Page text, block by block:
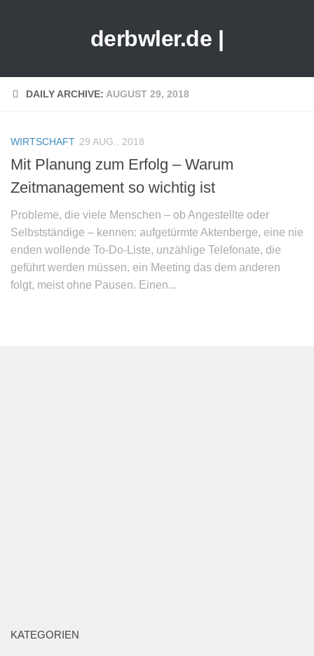
derbwler.de |
DAILY ARCHIVE: AUGUST 29, 2018
WIRTSCHAFT 29 AUG., 2018
Mit Planung zum Erfolg – Warum
Zeitmanagement so wichtig ist
Probleme, die viele Menschen – ob Angestellte oder
Selbstständige – kennen: aufgetürmte Aktenberge, eine nie
enden wollende To-Do-Liste, unzählige Telefonate, die
geführt werden müssen, ein Meeting das dem anderen
folgt, meist ohne Pausen. Einen...
KATEGORIEN